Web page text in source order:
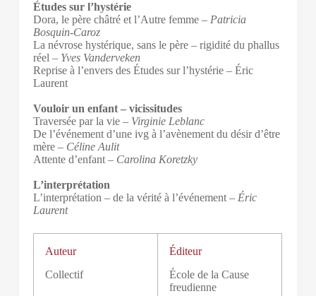
Études sur l’hystérie
Dora, le père châtré et l’Autre femme – Patricia
Bosquin-Caroz
La névrose hystérique, sans le père – rigidité du phallus
réel – Yves Vanderveken
Reprise à l’envers des Études sur l’hystérie – Éric
Laurent
Vouloir un enfant – vicissitudes
Traversée par la vie – Virginie Leblanc
De l’événement d’une ivg à l’avènement du désir d’être
mère – Céline Aulit
Attente d’enfant – Carolina Koretzky
L’interprétation
L’interprétation – de la vérité à l’événement – Éric
Laurent
Auteur
Collectif
Éditeur
École de la Cause
freudienne